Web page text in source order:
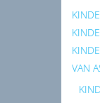
VAN